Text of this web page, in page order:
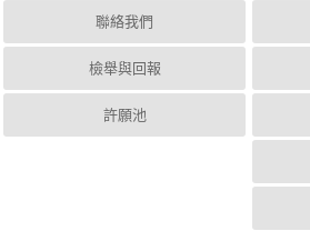
聯絡我們
檢舉與回報
許願池